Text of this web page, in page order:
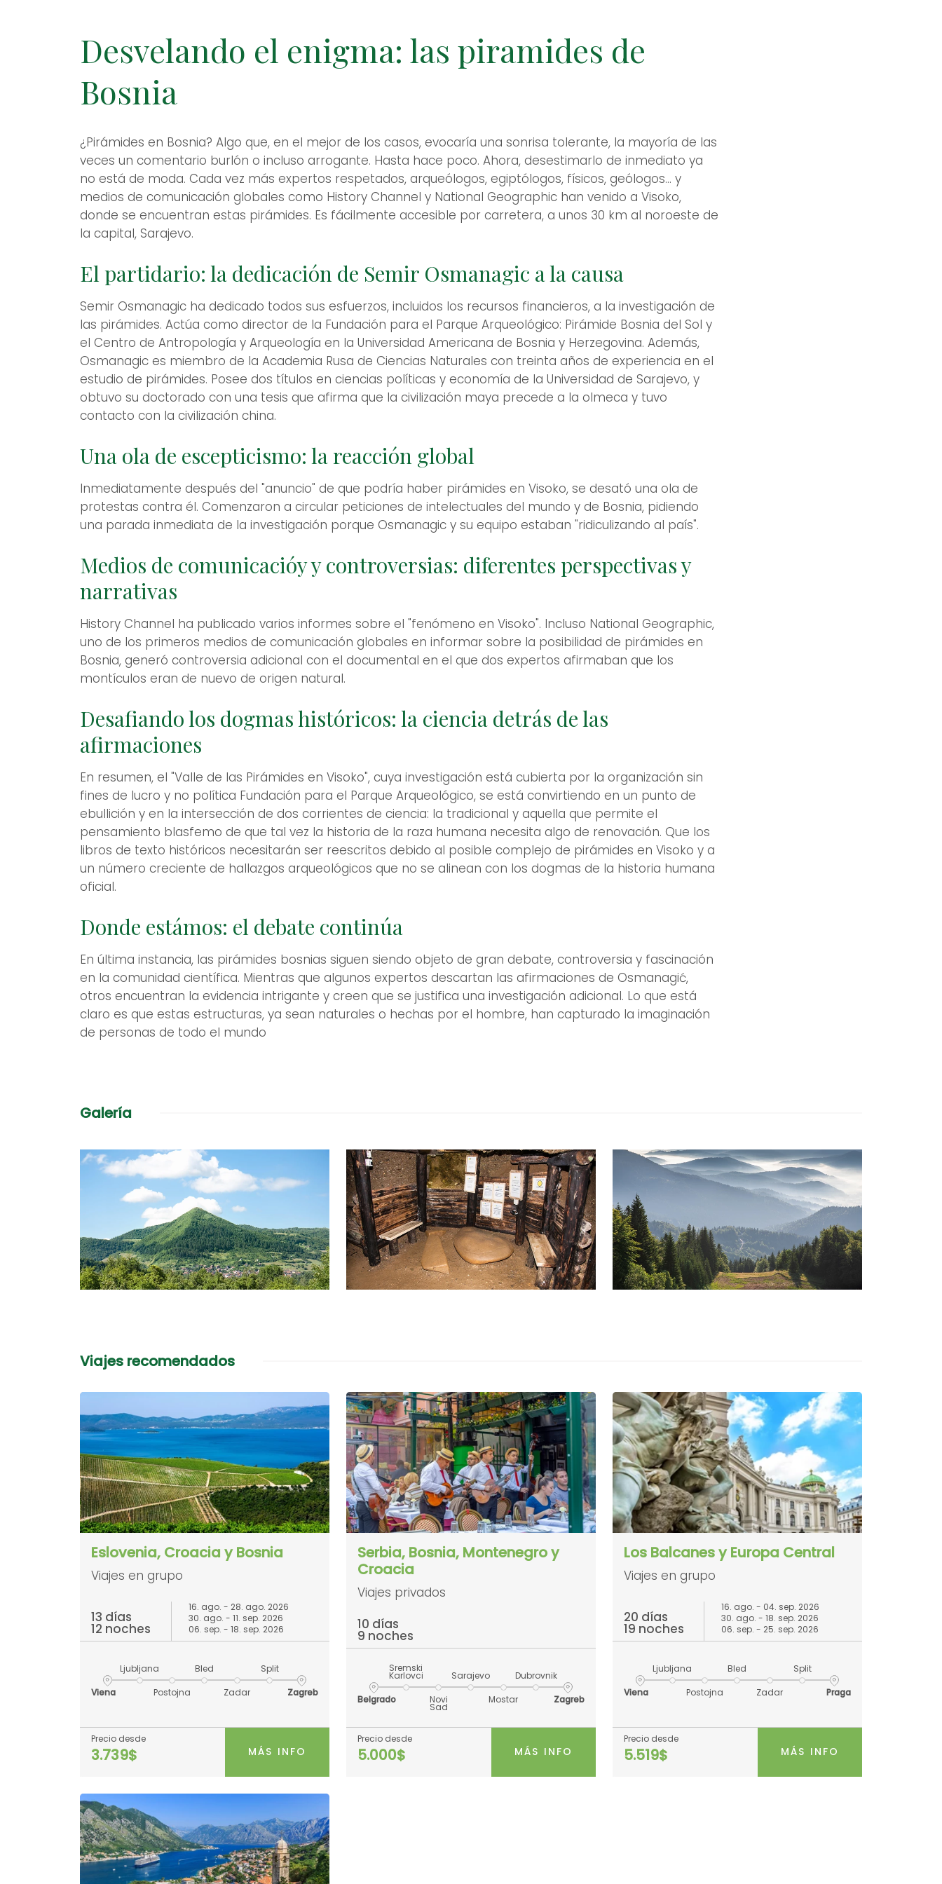
Desvelando el enigma: las piramides de
Bosnia
¿Pirámides en Bosnia? Algo que, en el mejor de los casos, evocaría una sonrisa tolerante, la mayoría de las
veces un comentario burlón o incluso arrogante. Hasta hace poco. Ahora, desestimarlo de inmediato ya
no está de moda. Cada vez más expertos respetados, arqueólogos, egiptólogos, físicos, geólogos... y
medios de comunicación globales como History Channel y National Geographic han venido a Visoko,
donde se encuentran estas pirámides. Es fácilmente accesible por carretera, a unos 30 km al noroeste de
la capital, Sarajevo.
El partidario: la dedicación de Semir Osmanagic a la causa
Semir Osmanagic ha dedicado todos sus esfuerzos, incluidos los recursos financieros, a la investigación de
las pirámides. Actúa como director de la Fundación para el Parque Arqueológico: Pirámide Bosnia del Sol y
el Centro de Antropología y Arqueología en la Universidad Americana de Bosnia y Herzegovina. Además,
Osmanagic es miembro de la Academia Rusa de Ciencias Naturales con treinta años de experiencia en el
estudio de pirámides. Posee dos títulos en ciencias políticas y economía de la Universidad de Sarajevo, y
obtuvo su doctorado con una tesis que afirma que la civilización maya precede a la olmeca y tuvo
contacto con la civilización china.
Una ola de escepticismo: la reacción global
Inmediatamente después del "anuncio" de que podría haber pirámides en Visoko, se desató una ola de
protestas contra él. Comenzaron a circular peticiones de intelectuales del mundo y de Bosnia, pidiendo
una parada inmediata de la investigación porque Osmanagic y su equipo estaban "ridiculizando al país".
Medios de comunicacióy y controversias: diferentes perspectivas y
narrativas
History Channel ha publicado varios informes sobre el "fenómeno en Visoko". Incluso National Geographic,
uno de los primeros medios de comunicación globales en informar sobre la posibilidad de pirámides en
Bosnia, generó controversia adicional con el documental en el que dos expertos afirmaban que los
montículos eran de nuevo de origen natural.
Desafiando los dogmas históricos: la ciencia detrás de las
afirmaciones
En resumen, el "Valle de las Pirámides en Visoko", cuya investigación está cubierta por la organización sin
fines de lucro y no política Fundación para el Parque Arqueológico, se está convirtiendo en un punto de
ebullición y en la intersección de dos corrientes de ciencia: la tradicional y aquella que permite el
pensamiento blasfemo de que tal vez la historia de la raza humana necesita algo de renovación. Que los
libros de texto históricos necesitarán ser reescritos debido al posible complejo de pirámides en Visoko y a
un número creciente de hallazgos arqueológicos que no se alinean con los dogmas de la historia humana
oficial.
Donde estámos: el debate continúa
En última instancia, las pirámides bosnias siguen siendo objeto de gran debate, controversia y fascinación
en la comunidad científica. Mientras que algunos expertos descartan las afirmaciones de Osmanagić,
otros encuentran la evidencia intrigante y creen que se justifica una investigación adicional. Lo que está
claro es que estas estructuras, ya sean naturales o hechas por el hombre, han capturado la imaginación
de personas de todo el mundo
Galería
Viajes recomendados
Eslovenia, Croacia y Bosnia
Viajes en grupo
13 días
12 noches
16. ago. - 28. ago. 2026
30. ago. - 11. sep. 2026
06. sep. - 18. sep. 2026
Viena
Ljubljana
Postojna
Bled
Zadar
Split
Zagreb
Precio desde
3.739$ MÁS INFO
Serbia, Bosnia, Montenegro y
Croacia
Viajes privados
10 días
9 noches
Belgrado
Sremski
Karlovci
Novi
Sad
Sarajevo
Mostar
Dubrovnik
Zagreb
Precio desde
5.000$ MÁS INFO
Los Balcanes y Europa Central
Viajes en grupo
20 días
19 noches
16. ago. - 04. sep. 2026
30. ago. - 18. sep. 2026
06. sep. - 25. sep. 2026
Viena
Ljubljana
Postojna
Bled
Zadar
Split
Praga
Precio desde
5.519$ MÁS INFO